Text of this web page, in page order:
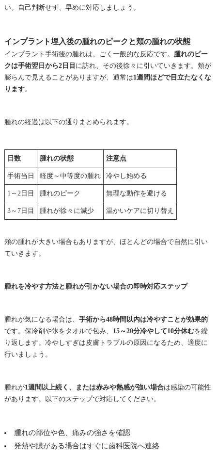
い。自己判断せず、早めに対応しましょう。
インプラント埋入後の腫れのピークと頬の腫れの状態
インプラント手術後の腫れは、ごく一般的な反応です。 腫れのピー
クは手術翌日から2日目 に訪れ、その後徐々に引いていきます。頬が
膨らんで見えることがありますが、通常は1週間ほどで目立たなくな
ります。
腫れの経過は以下の通りまとめられます。
日数 腫れの状態 注意点
手術当日 軽度～中等度の腫れ 冷やし始める
1～2日目 腫れのピーク 無理な動作を避ける
3～7日目 腫れが徐々に減少 温かいケアに切り替え
頬の腫れが大きい場合もありますが、ほとんどの場合で自然に引い
ていきます。
腫れを冷やす方法と腫れが引かない場合の即時対応ステップ
腫れが気になる場合は、 手術から48時間以内は冷やすことが効果的
です。保冷剤や氷をタオルで包み、 15～20分冷やして10分休むを繰
り返します。冷やしすぎは皮膚トラブルの原因になるため、適度に
行いましょう。
腫れが1週間以上続く、または赤みや熱感が強い場合は感染の可能性
があります。以下のステップで対応してください。
腫れの部位や色、痛みの強さを確認
発熱や膿がある場合はすぐに歯科医院へ連絡